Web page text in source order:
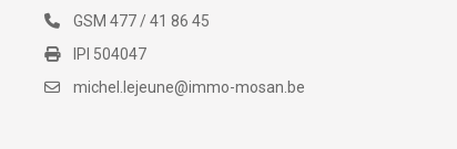
GSM 477 / 41 86 45
IPI 504047
michel.lejeune@immo-mosan.be